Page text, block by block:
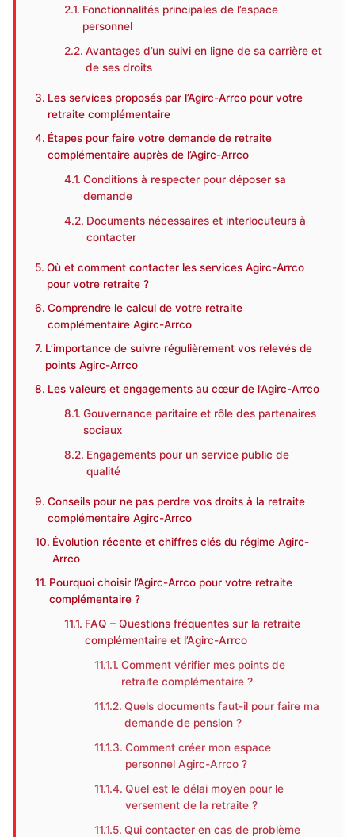
Fonctionnalités principales de l’espace
personnel
Avantages d’un suivi en ligne de sa carrière et
de ses droits
Les services proposés par l’Agirc-Arrco pour votre
retraite complémentaire
Étapes pour faire votre demande de retraite
complémentaire auprès de l’Agirc-Arrco
Conditions à respecter pour déposer sa
demande
Documents nécessaires et interlocuteurs à
contacter
Où et comment contacter les services Agirc-Arrco
pour votre retraite ?
Comprendre le calcul de votre retraite
complémentaire Agirc-Arrco
L’importance de suivre régulièrement vos relevés de
points Agirc-Arrco
Les valeurs et engagements au cœur de l’Agirc-Arrco
Gouvernance paritaire et rôle des partenaires
sociaux
Engagements pour un service public de
qualité
Conseils pour ne pas perdre vos droits à la retraite
complémentaire Agirc-Arrco
Évolution récente et chiffres clés du régime Agirc-
Arrco
Pourquoi choisir l’Agirc-Arrco pour votre retraite
complémentaire ?
FAQ – Questions fréquentes sur la retraite
complémentaire et l’Agirc-Arrco
Comment vérifier mes points de
retraite complémentaire ?
Quels documents faut-il pour faire ma
demande de pension ?
Comment créer mon espace
personnel Agirc-Arrco ?
Quel est le délai moyen pour le
versement de la retraite ?
Qui contacter en cas de problème